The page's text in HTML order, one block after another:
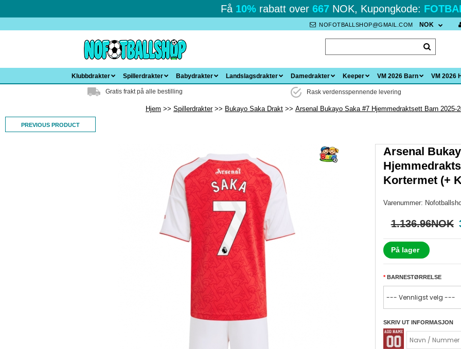
Få 10%rabatt over 667NOK, Kupongkode:
NOFOTBALLSHOP@GMAIL.COM NOK
Klubbdrakter Spillerdrakter Babydrakter Landslagsdrakter Damedrakter Keeper VM 2026 Barn VM 2026
Gratis frakt på alle bestilling Rask verdensspennende levering
Hjem Spillerdrakter Bukayo Saka Drakt Arsenal Bukayo Saka #7 Hjemmedraktsett Barn 2025-
PREVIOUS PRODUCT
Arsenal
Kortermet (+
Varenummer:
1.136.96NOK
På lager
BARNESTØRRELSE
SKRIV UT INFORMASJON